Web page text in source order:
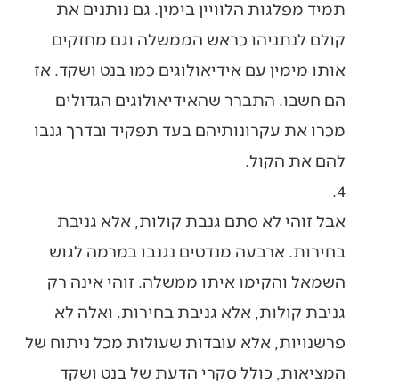
תמיד מפלגות הלוויין בימין. גם נותנים את
קולם לנתניהו כראש הממשלה וגם מחזקים
אותו מימין עם אידיאולוגים כמו בנט ושקד. אז
הם חשבו. התברר שהאידיאולוגים הגדולים
מכרו את עקרונותיהם בעד תפקיד ובדרך גנבו
להם את הקול.
4.
אבל זוהי לא סתם גנבת קולות, אלא גניבת
בחירות. ארבעה מנדטים נגנבו במרמה לגוש
השמאל והקימו איתו ממשלה. זוהי אינה רק
גניבת קולות, אלא גניבת בחירות. ואלה לא
פרשנויות, אלא עובדות שעולות מכל ניתוח של
המציאות, כולל סקרי הדעת של בנט ושקד